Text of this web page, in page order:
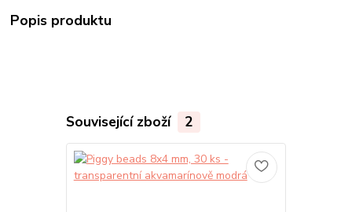
Popis produktu
Související zboží 2